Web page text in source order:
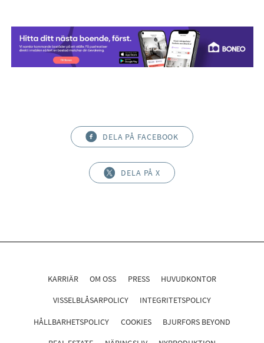
DELA PÅ FACEBOOK
DELA PÅ X
KARRIÄR OM OSS PRESS HUVUDKONTOR
VISSELBLÅSARPOLICY INTEGRITETSPOLICY
HÅLLBARHETSPOLICY COOKIES BJURFORS BEYOND